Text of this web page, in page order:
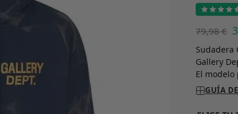
79,98€
Sudadera
Gallery
El modelo
GUÍA